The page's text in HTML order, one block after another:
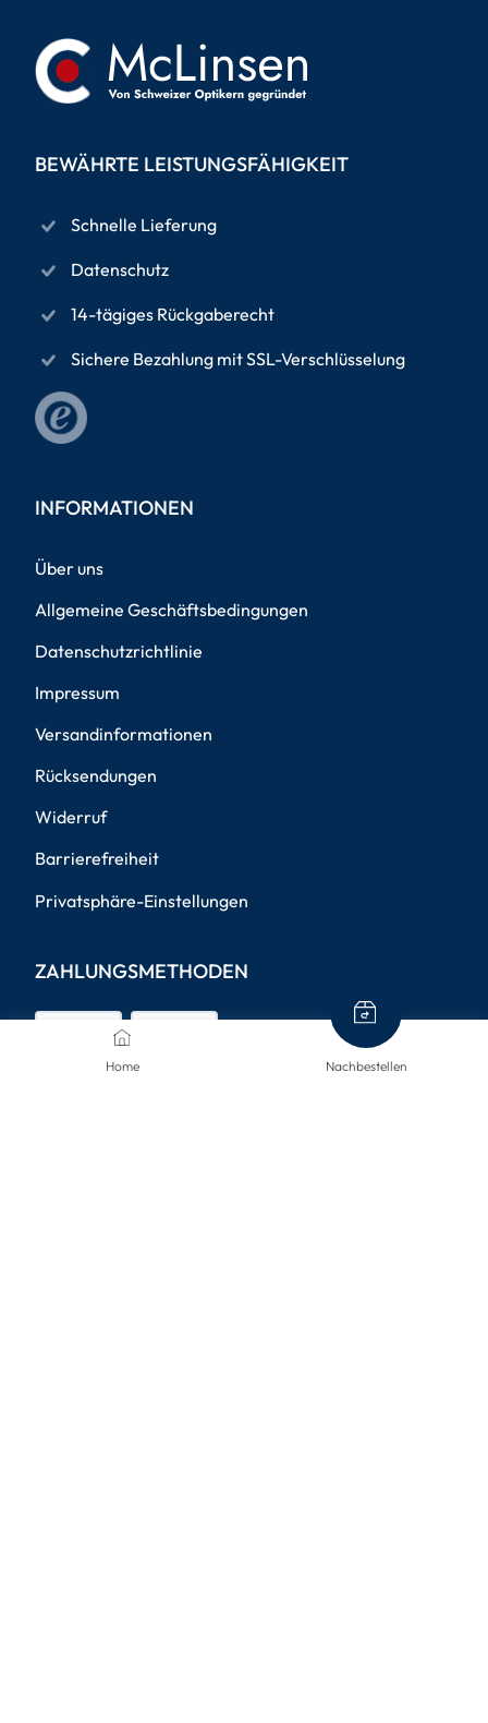
Home Nachbestellen
BEWÄHRTE LEISTUNGSFÄHIGKEIT
Schnelle Lieferung
Datenschutz
14-tägiges Rückgaberecht
Sichere Bezahlung mit SSL-Verschlüsselung
INFORMATIONEN
Über uns
Allgemeine Geschäftsbedingungen
Datenschutzrichtlinie
Impressum
Versandinformationen
Rücksendungen
Widerruf
Barrierefreiheit
Privatsphäre-Einstellungen
ZAHLUNGSMETHODEN